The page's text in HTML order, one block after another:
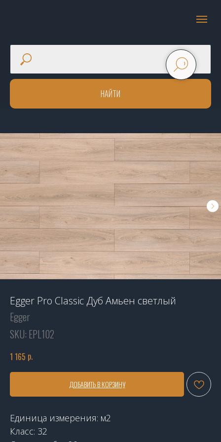
НАЙТИ
Egger Pro Classic Дуб Амьен светлый
Egger
SKU: EPL102
1 165 р.
ДОБАВИТЬ В КОРЗИНУ
Единица измерения: м2
Класс: 32